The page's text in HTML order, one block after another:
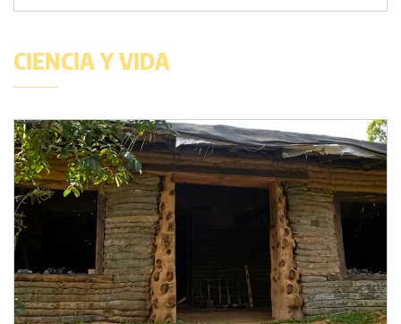
CIENCIA Y VIDA